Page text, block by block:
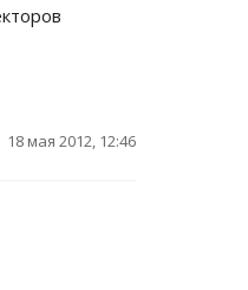
18 мая 2012, 12:46